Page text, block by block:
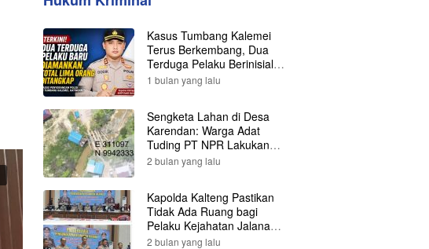
Kasus Tumbang Kalemei
Terus Berkembang, Dua
Terduga Pelaku Berinisial Y
dan L Ditangkap, Total Lima
1 bulan yang lalu
Sengketa Lahan di Desa
Karendan: Warga Adat
Tuding PT NPR Lakukan
Pengrusakan, Minta
2 bulan yang lalu
Kapolda Kalteng Pastikan
Tidak Ada Ruang bagi
Pelaku Kejahatan Jalanan,
121 Kasus Terungkap dan
2 bulan yang lalu